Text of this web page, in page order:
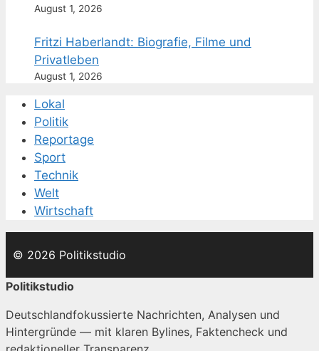
August 1, 2026
Fritzi Haberlandt: Biografie, Filme und
Privatleben
August 1, 2026
Lokal
Politik
Reportage
Sport
Technik
Welt
Wirtschaft
© 2026 Politikstudio
Politikstudio
Deutschlandfokussierte Nachrichten, Analysen und
Hintergründe — mit klaren Bylines, Faktencheck und